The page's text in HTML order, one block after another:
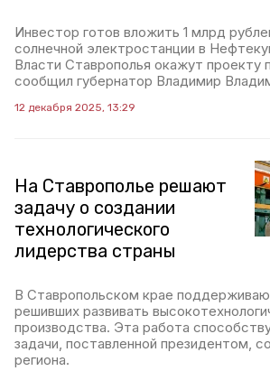
Инвестор готов вложить 1 млрд
солнечной электростанции в
Власти Ставрополья окажут проекту
сообщил губернатор Владимир
12 декабря 2025, 13:29
На Ставрополье решают
задачу о создании
технологического
лидерства страны
В Ставропольском крае
решивших развивать
производства. Эта работа
задачи, поставленной президентом,
региона.